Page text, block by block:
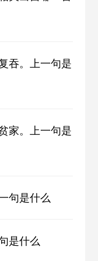
吞。上一句是
家。上一句是
句是什么
是什么